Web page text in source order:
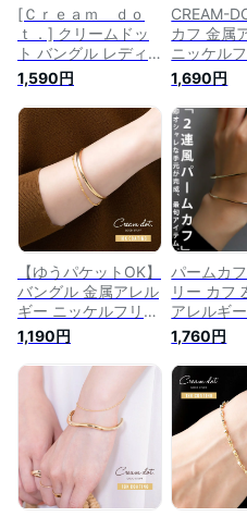
[Ｃｒｅａｍ ｄｏ
ｔ．] クリームドッ
ト バングル レディ
ース 人気 金属アレ
ルギー ニッケルフリ
ー 18kコーティング
パームカフ メタル
ウェーブ カジュアル
シンプル 【ゴールド
×ワンサイズ】
1,590円
CREAM-
カフ 金属
ニッケル
コーティン
ース おし
ル バング
ライン 2
コンビカ
ラー レイ
人 ゴール
ー アクセ
1,690円
【ゆうパケットOK】
バングル 金属アレル
ギー ニッケルフリー
18kコーティング レ
ディース ブレスレッ
ト 2連 オープンバン
グル メタル ボール
チェーン 大人 上品
エレガント フェミニ
ン ゴールド シルバ
ー ピンクゴールド
1,190円
パームカ
リー カフ
アレルギ
フリー 真
リング ブ
バングル
り シルバ
ド 変形 繊
ザイン シ
人 レディ
ゃれ 上品
ー 誕生日
ト
1,760円